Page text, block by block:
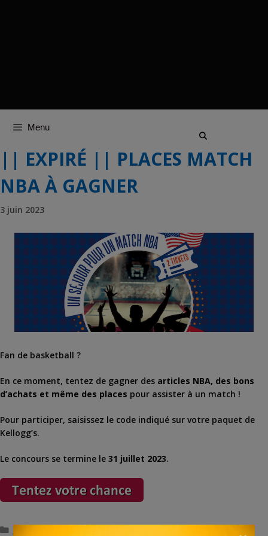
Menu
|| EXPIRÉ || PLACES MATCH
NBA À GAGNER
3 juin 2023
Fan de basketball ?
En ce moment, tentez de gagner des articles NBA, des bons
d’achats et même des places pour assister à un match !
Pour participer, saisissez le code indiqué sur votre paquet de
Kellogg’s.
Le concours se termine le 31 juillet 2023.
Catégories